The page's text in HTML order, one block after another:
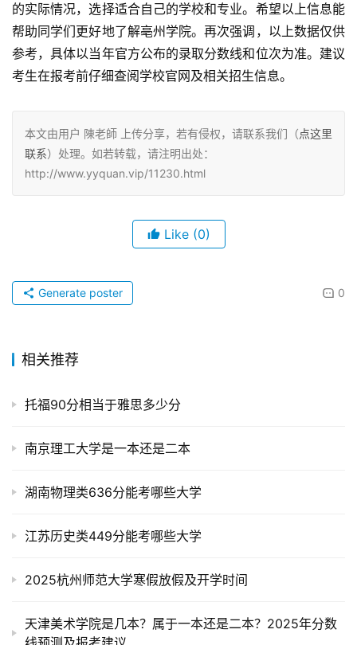
的实际情况，选择适合自己的学校和专业。希望以上信息能
帮助同学们更好地了解亳州学院。再次强调，以上数据仅供
参考，具体以当年官方公布的录取分数线和位次为准。建议
考生在报考前仔细查阅学校官网及相关招生信息。
本文由用户 陳老師 上传分享，若有侵权，请联系我们（点这里
联系）处理。如若转载，请注明出处：
http://www.yyquan.vip/11230.html
Like (0)
0
Generate poster
相关推荐
托福90分相当于雅思多少分
南京理工大学是一本还是二本
湖南物理类636分能考哪些大学
江苏历史类449分能考哪些大学
2025杭州师范大学寒假放假及开学时间
天津美术学院是几本？属于一本还是二本？2025年分数